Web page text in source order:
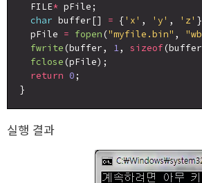
  FILE
* pFile;
char buffer[] = {'x' , 'y' , 'z'
  pFile
= fopen ("myfile.bin" ,
fwrite (buffer, 1, sizeof
fclose (pFile);
return 0 ;
실행 결과